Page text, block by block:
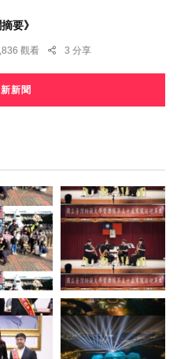
要》
觀看 3 分享
新聞